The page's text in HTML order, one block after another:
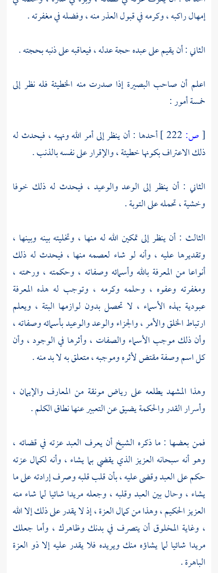
إمهال راكبه ، وكرمه في قبول العذر منه ، وفضله في مغفرته .
الثاني : أن يقيم على عبده حجة عدله ، فيعاقبه على ذنبه بحجته .
اعلم أن صاحب البصيرة إذا صدرت منه الخطيئة فله نظر إلى
خمسة أمور :
[ص:
أحدها : أن ينظر إلى أمر الله ونهيه ، فيحدث له
ذلك الاعتراف بكونها خطيئة ، والإقرار على نفسه بالذنب .
الثاني : أن ينظر إلى الوعد والوعيد ، فيحدث له ذلك خوفا
وخشية ، تحمله على التوبة .
الثالث : أن ينظر إلى تمكين الله له منها ، وتخليته بينه وبينها ،
وتقديرها عليه ، وأنه لو شاء لعصمه منها ، فيحدث له ذلك
أنواعا من المعرفة بالله وأسمائه وصفاته ، وحكمته ، ورحمته ،
ومغفرته وعفوه ، وحلمه وكرمه ، وتوجب له هذه المعرفة
عبودية بهذه الأسماء ، لا تحصل بدون لوازمها البتة ، ويعلم
ارتباط الخلق والأمر ، والجزاء والوعد والوعيد بأسمائه وصفاته ،
وأن ذلك موجب الأسماء والصفات ، وأثرها في الوجود ، وأن
كل اسم وصفة مقتض لأثره وموجبه ، متعلق به لا بد منه .
وهذا المشهد يطلعه على رياض مونقة من المعارف والإيمان ،
وأسرار القدر والحكمة يضيق عن التعبير عنها نطاق الكلم .
فمن بعضها : ما ذكره الشيخ أن يعرف العبد عزته في قضائه ،
وهو أنه سبحانه العزيز الذي يقضي بما يشاء ، وأنه لكمال عزته
حكم على العبد وقضى عليه ، بأن قلب قلبه وصرف إرادته على ما
يشاء ، وحال بين العبد وقلبه ، وجعله مريدا شائيا لما شاء منه
العزيز الحكيم ، وهذا من كمال العزة ، إذ لا يقدر على ذلك إلا الله
، وغاية المخلوق أن يتصرف في بدنك وظاهرك ، وأما جعلك
مريدا شائيا لما يشاؤه منك ويريده فلا يقدر عليه إلا ذو العزة
الباهرة .